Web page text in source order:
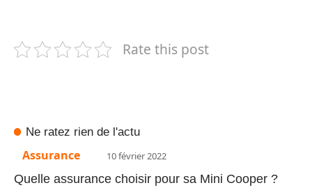
Rate this post
Ne ratez rien de l'actu
Assurance 10 février 2022
Quelle assurance choisir pour sa Mini Cooper ?